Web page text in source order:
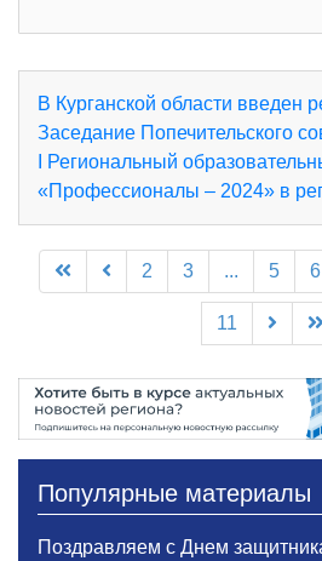
В Курганской области введен
Заседание Попечительского
I Региональный
«Профессионалы – 2024» в
2 3 ... 5 6
11
Популярные материалы
Поздравляем с Днем